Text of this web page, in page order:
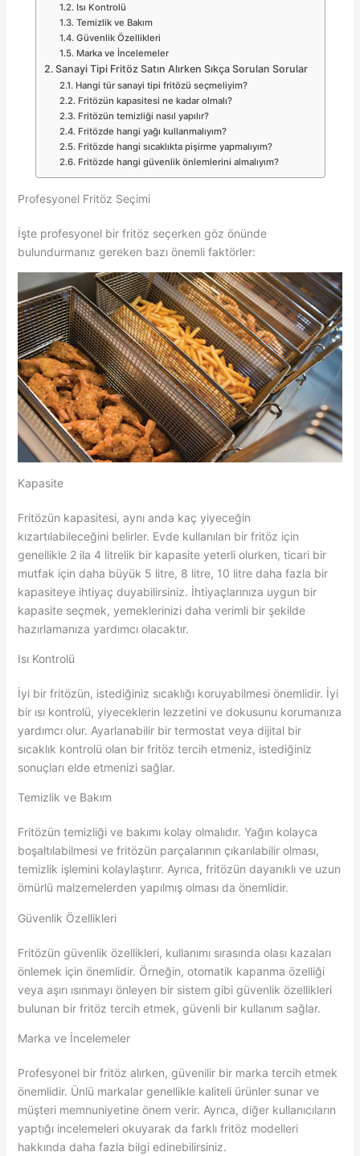
Isı Kontrolü
Temizlik ve Bakım
Güvenlik Özellikleri
Marka ve İncelemeler
Sanayi Tipi Fritöz Satın Alırken Sıkça Sorulan Sorular
Hangi tür sanayi tipi fritözü seçmeliyim?
Fritözün kapasitesi ne kadar olmalı?
Fritözün temizliği nasıl yapılır?
Fritözde hangi yağı kullanmalıyım?
Fritözde hangi sıcaklıkta pişirme yapmalıyım?
Fritözde hangi güvenlik önlemlerini almalıyım?
Profesyonel Fritöz Seçimi
İşte profesyonel bir fritöz seçerken göz önünde
bulundurmanız gereken bazı önemli faktörler:
Kapasite
Fritözün kapasitesi, aynı anda kaç yiyeceğin
kızartılabileceğini belirler. Evde kullanılan bir fritöz için
genellikle 2 ila 4 litrelik bir kapasite yeterli olurken, ticari bir
mutfak için daha büyük 5 litre, 8 litre, 10 litre daha fazla bir
kapasiteye ihtiyaç duyabilirsiniz. İhtiyaçlarınıza uygun bir
kapasite seçmek, yemeklerinizi daha verimli bir şekilde
hazırlamanıza yardımcı olacaktır.
Isı Kontrolü
İyi bir fritözün, istediğiniz sıcaklığı koruyabilmesi önemlidir. İyi
bir ısı kontrolü, yiyeceklerin lezzetini ve dokusunu korumanıza
yardımcı olur. Ayarlanabilir bir termostat veya dijital bir
sıcaklık kontrolü olan bir fritöz tercih etmeniz, istediğiniz
sonuçları elde etmenizi sağlar.
Temizlik ve Bakım
Fritözün temizliği ve bakımı kolay olmalıdır. Yağın kolayca
boşaltılabilmesi ve fritözün parçalarının çıkarılabilir olması,
temizlik işlemini kolaylaştırır. Ayrıca, fritözün dayanıklı ve uzun
ömürlü malzemelerden yapılmış olması da önemlidir.
Güvenlik Özellikleri
Fritözün güvenlik özellikleri, kullanımı sırasında olası kazaları
önlemek için önemlidir. Örneğin, otomatik kapanma özelliği
veya aşırı ısınmayı önleyen bir sistem gibi güvenlik özellikleri
bulunan bir fritöz tercih etmek, güvenli bir kullanım sağlar.
Marka ve İncelemeler
Profesyonel bir fritöz alırken, güvenilir bir marka tercih etmek
önemlidir. Ünlü markalar genellikle kaliteli ürünler sunar ve
müşteri memnuniyetine önem verir. Ayrıca, diğer kullanıcıların
yaptığı incelemeleri okuyarak da farklı fritöz modelleri
hakkında daha fazla bilgi edinebilirsiniz.